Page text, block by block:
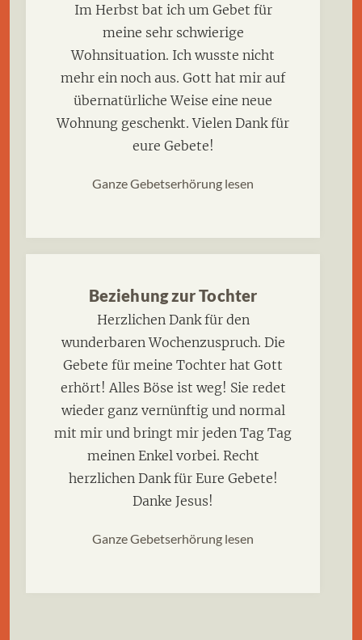
Im Herbst bat ich um Gebet für
meine sehr schwierige
Wohnsituation. Ich wusste nicht
mehr ein noch aus. Gott hat mir auf
übernatürliche Weise eine neue
Wohnung geschenkt. Vielen Dank für
eure Gebete!
Ganze Gebetserhörung lesen
Beziehung zur Tochter
Herzlichen Dank für den
wunderbaren Wochenzuspruch. Die
Gebete für meine Tochter hat Gott
erhört! Alles Böse ist weg! Sie redet
wieder ganz vernünftig und normal
mit mir und bringt mir jeden Tag Tag
meinen Enkel vorbei. Recht
herzlichen Dank für Eure Gebete!
Danke Jesus!
Ganze Gebetserhörung lesen